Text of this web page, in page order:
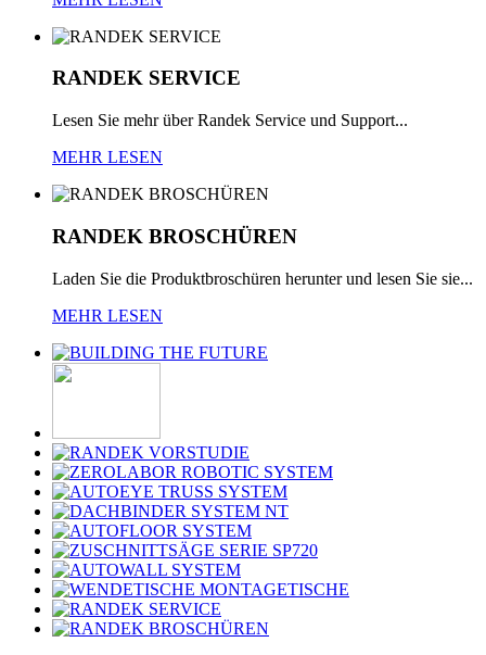
RANDEK SERVICE
Lesen Sie mehr über Randek Service und Support...
MEHR LESEN
RANDEK BROSCHÜREN
Laden Sie die Produktbroschüren herunter und lesen Sie sie...
MEHR LESEN